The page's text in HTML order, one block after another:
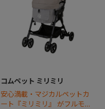
コムペット ミリミリ
安心満載・マジカルペットカ
ート『ミリミリ』 がフルモデ